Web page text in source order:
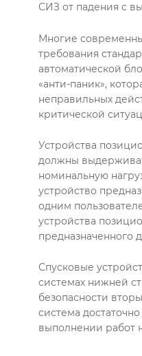
СИЗ от падения с
Многие
требования
автоматической
«анти-паник»,
неправильных
критической
Устройства
должны
номинальную
устройство
одним
устройства
предназначенного
Спусковые
системах нижней
безопасности
система
выполнении работ